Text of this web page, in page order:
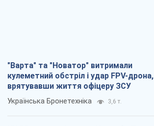
"Варта" та "Новатор" витримали
кулеметний обстріл і удар FPV-дрона,
врятувавши життя офіцеру ЗСУ
Українська Бронетехніка 3,6 т.